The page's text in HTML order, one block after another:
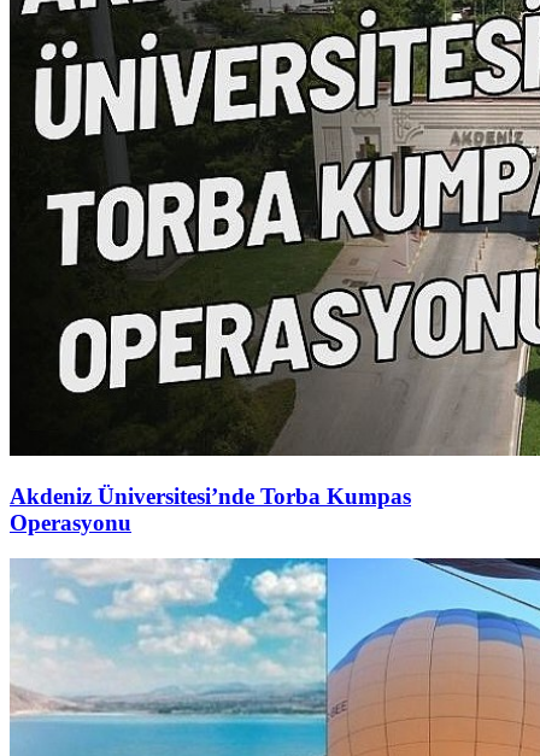
Akdeniz Üniversitesi’nde Torba Kumpas
Operasyonu